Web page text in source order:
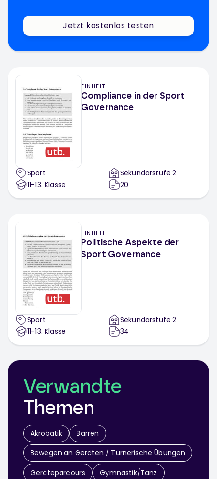
Jetzt kostenlos testen
EINHEIT
Compliance in der Sport
Governance
Sport
11-13. Klasse
Sekundarstufe 2
20
EINHEIT
Politische Aspekte der
Sport Governance
Sport
11-13. Klasse
Sekundarstufe 2
34
Verwandte
Themen
Akrobatik Barren
Bewegen an Geräten / Turnerische Übungen
Geräteparcours Gymnastik/Tanz